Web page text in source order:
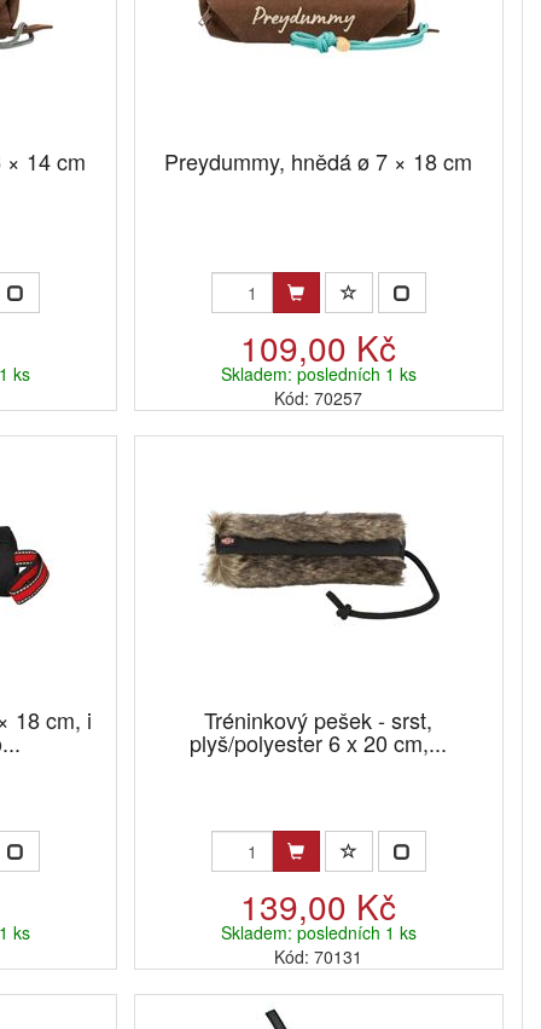
× 14 cm
ks
Preydummy, hnědá ø 7 × 18 cm
109,00 Kč
Skladem: posledních 1 ks
Kód: 70257
18 cm, i
ks
Tréninkový pešek - srst,
plyš/polyester 6 x 20 cm,...
139,00 Kč
Skladem: posledních 1 ks
Kód: 70131